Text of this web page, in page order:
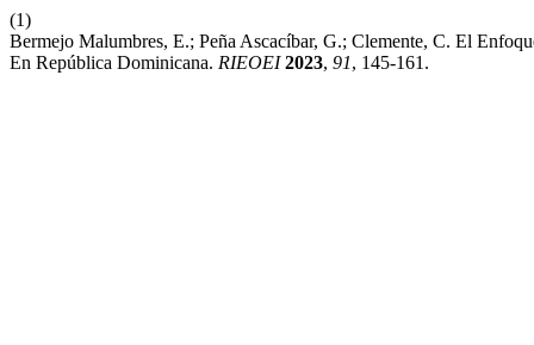
(1)
Bermejo Malumbres, E.; Peña Ascacíbar, G.; Clemente, C. El
En República Dominicana. RIEOEI 2023, 91, 145-161.